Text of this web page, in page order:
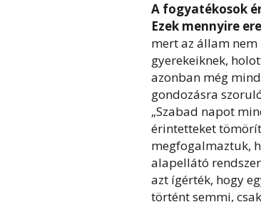
A fogyatékosok
Ezek mennyire
mert az állam
gyerekeiknek,
azonban még
gondozásra
„Szabad napot
érintetteket
megfogalmaztuk,
alapellátó
azt ígérték, hogy
történt semmi,